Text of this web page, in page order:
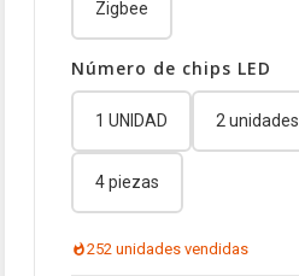
Zigbee
Número de chips LED
1 UNIDAD 2 unidades
4 piezas
252 unidades vendidas